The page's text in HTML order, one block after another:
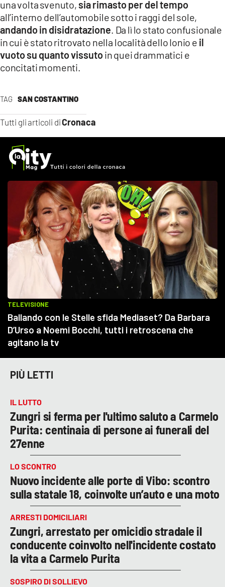
TAG SAN COSTANTINO
Tutti gli articoli diCronaca
una volta svenuto, sia rimasto per del tempo
all’interno dell’automobile sotto i raggi del sole,
andando in disidratazione . Da lì lo stato confusionale
in cui è stato ritrovato nella località dello Ionio e il
vuoto su quanto vissutoin quei drammatici e
concitati momenti.
PIÙ LETTI
IL LUTTO
Zungri si ferma per l'ultimo saluto a Carmelo
Purita: centinaia di persone ai funerali del
27enne
LO SCONTRO
Nuovo incidente alle porte di Vibo: scontro
sulla statale 18, coinvolte un’auto e una moto
ARRESTI DOMICILIARI
Zungri, arrestato per omicidio stradale il
conducente coinvolto nell'incidente costato
la vita a Carmelo Purita
SOSPIRO DI SOLLIEVO